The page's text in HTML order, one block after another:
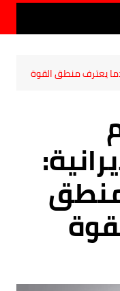
يعترف منطق القوة